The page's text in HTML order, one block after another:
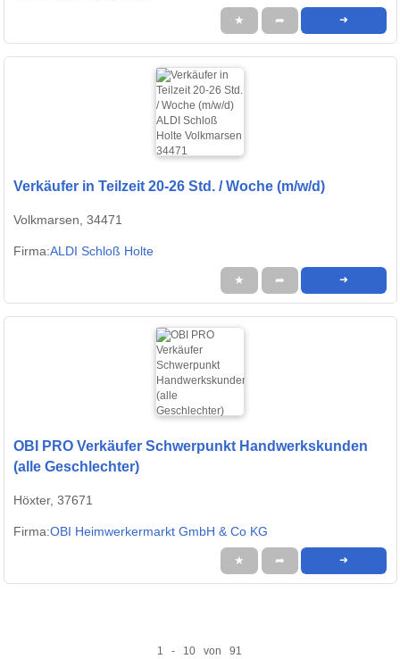
★ ➦ ➜
Verkäufer in Teilzeit 20-26 Std. / Woche (m/w/d)
Volkmarsen, 34471
Firma:ALDI Schloß Holte
★ ➦ ➜
OBI PRO Verkäufer Schwerpunkt Handwerkskunden
(alle Geschlechter)
Höxter, 37671
Firma:OBI Heimwerkermarkt GmbH & Co KG
★ ➦ ➜
1 - 10 von 91